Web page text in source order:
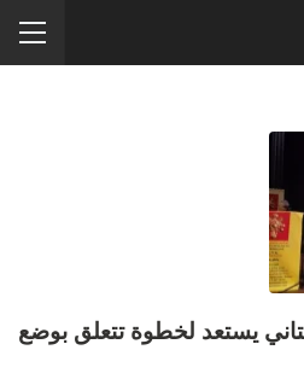
يستعد لخطوة تتعلق بوضع